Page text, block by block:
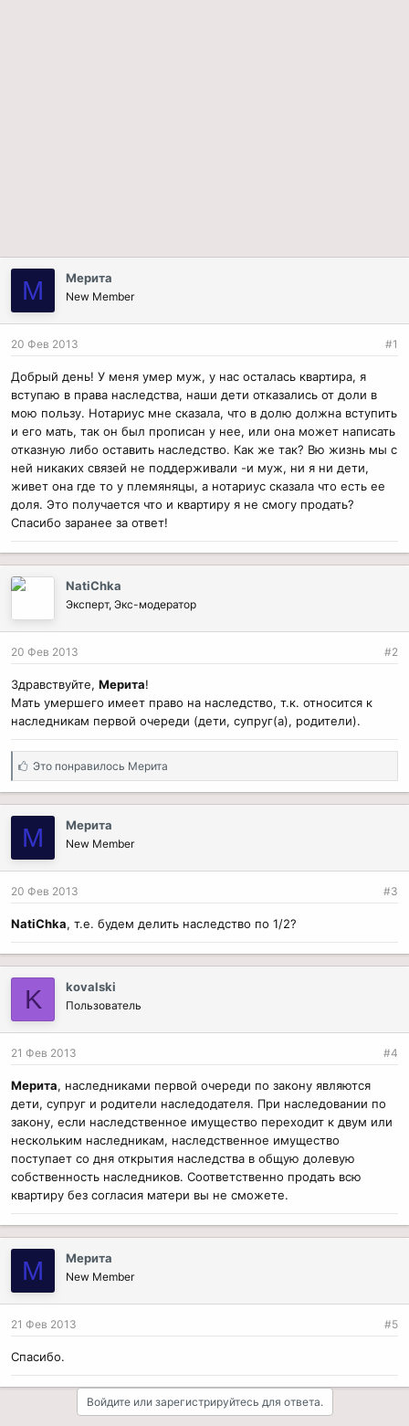
М Мерита
New Member
20 Фев 2013 #1
Добрый день! У меня умер муж, у нас осталась квартира, я
вступаю в права наследства, наши дети отказались от доли в
мою пользу. Нотариус мне сказала, что в долю должна вступить
и его мать, так он был прописан у нее, или она может написать
отказную либо оставить наследство. Как же так? Вю жизнь мы с
ней никаких связей не поддерживали -и муж, ни я ни дети,
живет она где то у племяняцы, а нотариус сказала что есть ее
доля. Это получается что и квартиру я не смогу продать?
Спасибо заранее за ответ!
NatiChka
Эксперт, Экс-модератор
20 Фев 2013 #2
Здравствуйте, Мерита!
Мать умершего имеет право на наследство, т.к. относится к
наследникам первой очереди (дети, супруг(а), родители).
С
и
п
а
и
и
Это понравилось Мерита
М Мерита
New Member
20 Фев 2013 #3
NatiChka, т.е. будем делить наследство по 1/2?
K kovalski
Пользователь
21 Фев 2013 #4
Мерита, наследниками первой очереди по закону являются
дети, супруг и родители наследодателя. При наследовании по
закону, если наследственное имущество переходит к двум или
нескольким наследникам, наследственное имущество
поступает со дня открытия наследства в общую долевую
собственность наследников. Соответственно продать всю
квартиру без согласия матери вы не сможете.
М Мерита
New Member
21 Фев 2013 #5
Спасибо.
Войдите или зарегистрируйтесь для ответа.